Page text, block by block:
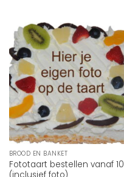
BROOD EN BANKET
Fototaart bestellen vanaf 10